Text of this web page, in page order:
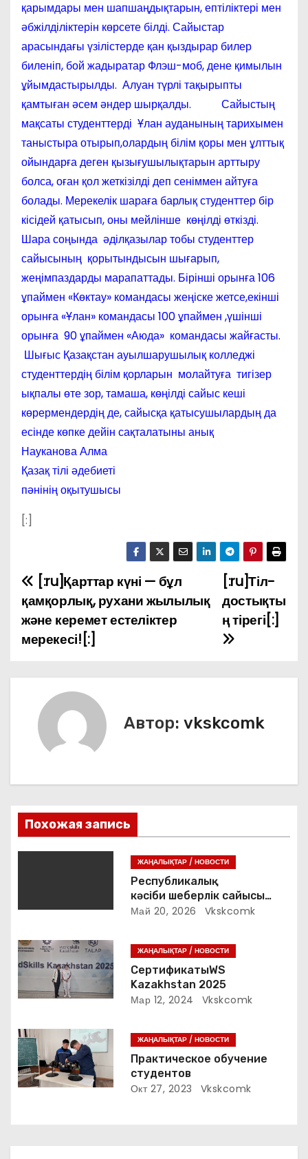
қарымдары мен шапшаңдықтарын, ептіліктері мен
әбжілділіктерін көрсете білді. Сайыстар
арасындағы үзілістерде қан қыздырар билер
биленіп, бой жадыратар Флэш-моб, дене қимылын
ұйымдастырылды. Алуан түрлі тақырыпты
қамтыған әсем әндер шырқалды. Сайыстың
мақсаты студенттерді Ұлан ауданының тарихымен
таныстыра отырып,олардың білім қоры мен ұлттық
ойындарға деген қызығушылықтарын арттыру
болса, оған қол жеткізілді деп сеніммен айтуға
болады. Мерекелік шараға барлық студенттер бір
кісідей қатысып, оны мейлінше көңілді өткізді.
Шара соңында әділқазылар тобы студенттер
сайысының қорытындысын шығарып,
жеңімпаздарды марапаттады. Бірінші орынға 106
ұпаймен «Көктау» командасы жеңіске жетсе,екінші
орынға «Ұлан» командасы 100 ұпаймен ,үшінші
орынға 90 ұпаймен «Аюда» командасы жайғасты.
Шығыс Қазақстан ауылшарушылық колледжі
студенттердің білім қорларын молайтуға тигізер
ықпалы өте зор, тамаша, көңілді сайыс кеші
көрермендердің де, сайысқа қатысушылардың да
есінде көпке дейін сақталатыны анық
Науканова Алма
Қазақ тілі әдебиеті
пәнінің оқытушысы
[:]
Н
а
в
и
и
я
п
з
а
п
и
я
м
[:ru]Тіл-
достықты
ң тірегі[:]
[:ru]Қарттар күні — бұл
қамқорлық, рухани жылылық
және керемет естеліктер
мерекесі![:]
Автор: vkskcomk
Похожая запись
ЖАҢАЛЫҚТАР / НОВОСТИ
Республикалық
кәсіби шеберлік сайысы
«VetPro» 2026 жыл
Май 20, 2026 Vkskcomk
ЖАҢАЛЫҚТАР / НОВОСТИ
СертификатыWS
Kazakhstan 2025
Мар 12, 2024 Vkskcomk
ЖАҢАЛЫҚТАР / НОВОСТИ
Практическое обучение
студентов
Окт 27, 2023 Vkskcomk